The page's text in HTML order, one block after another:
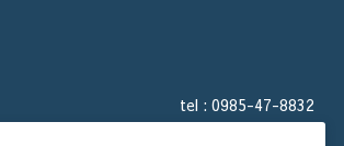
tel : 0985-47-8832